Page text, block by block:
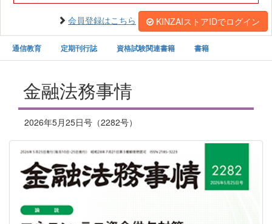
会員登録はこちら KINZAIストアIDでログイン
通信教育 定期刊行誌 資格試験関連書籍 書籍
金融法務事情
2026年5月25日号（2282号）